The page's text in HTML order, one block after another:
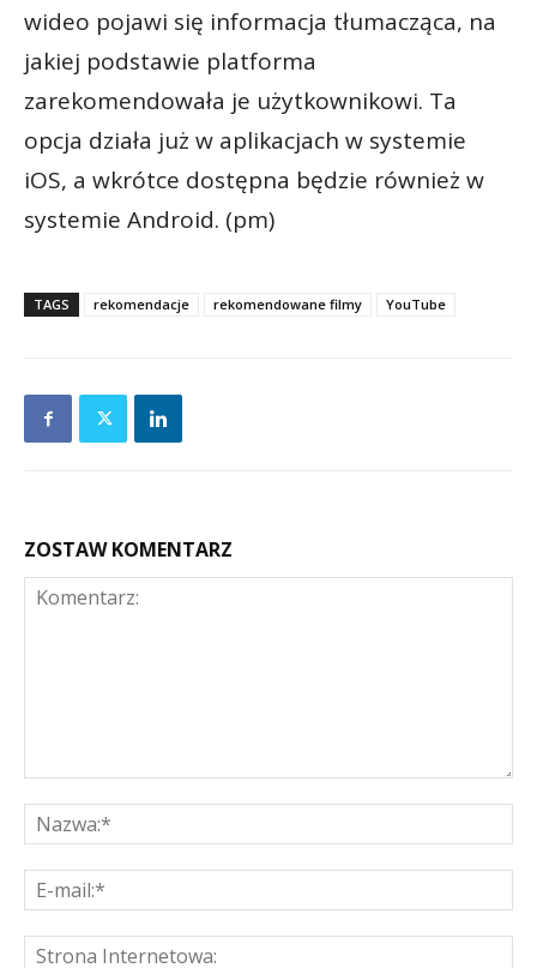
wideo pojawi się informacja tłumacząca, na
jakiej podstawie platforma
zarekomendowała je użytkownikowi. Ta
opcja działa już w aplikacjach w systemie
iOS, a wkrótce dostępna będzie również w
systemie Android. (pm)
TAGS rekomendacje rekomendowane filmy YouTube
ZOSTAW KOMENTARZ